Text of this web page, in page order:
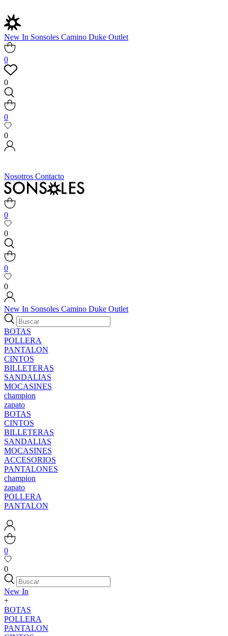
New In Sonsoles Camino Duke Outlet
0
0
0
0
Nosotros Contacto
0
0
0
0
New In Sonsoles Camino Duke Outlet
BOTAS
POLLERA
PANTALON
CINTOS
BILLETERAS
SANDALIAS
MOCASINES
champion
zapato
BOTAS
CINTOS
BILLETERAS
SANDALIAS
MOCASINES
ACCESORIOS
PANTALONES
champion
zapato
POLLERA
PANTALON
0
0
New In
+
BOTAS
POLLERA
PANTALON